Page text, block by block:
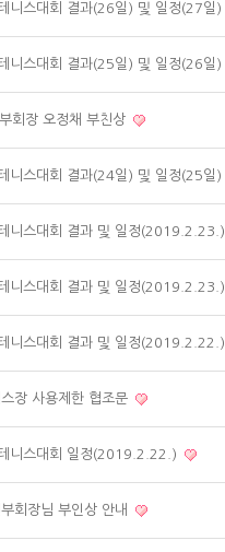
니스대회 결과(26일) 및 일정(27일)
니스대회 결과(25일) 및 일정(26일)
회장 오정채 부친상
니스대회 결과(24일) 및 일정(25일)
니스대회 결과 및 일정(2019.2.23.)
니스대회 결과 및 일정(2019.2.23.)
니스대회 결과 및 일정(2019.2.22.)
장 사용제한 협조문
니스대회 일정(2019.2.22.)
회장님 부인상 안내